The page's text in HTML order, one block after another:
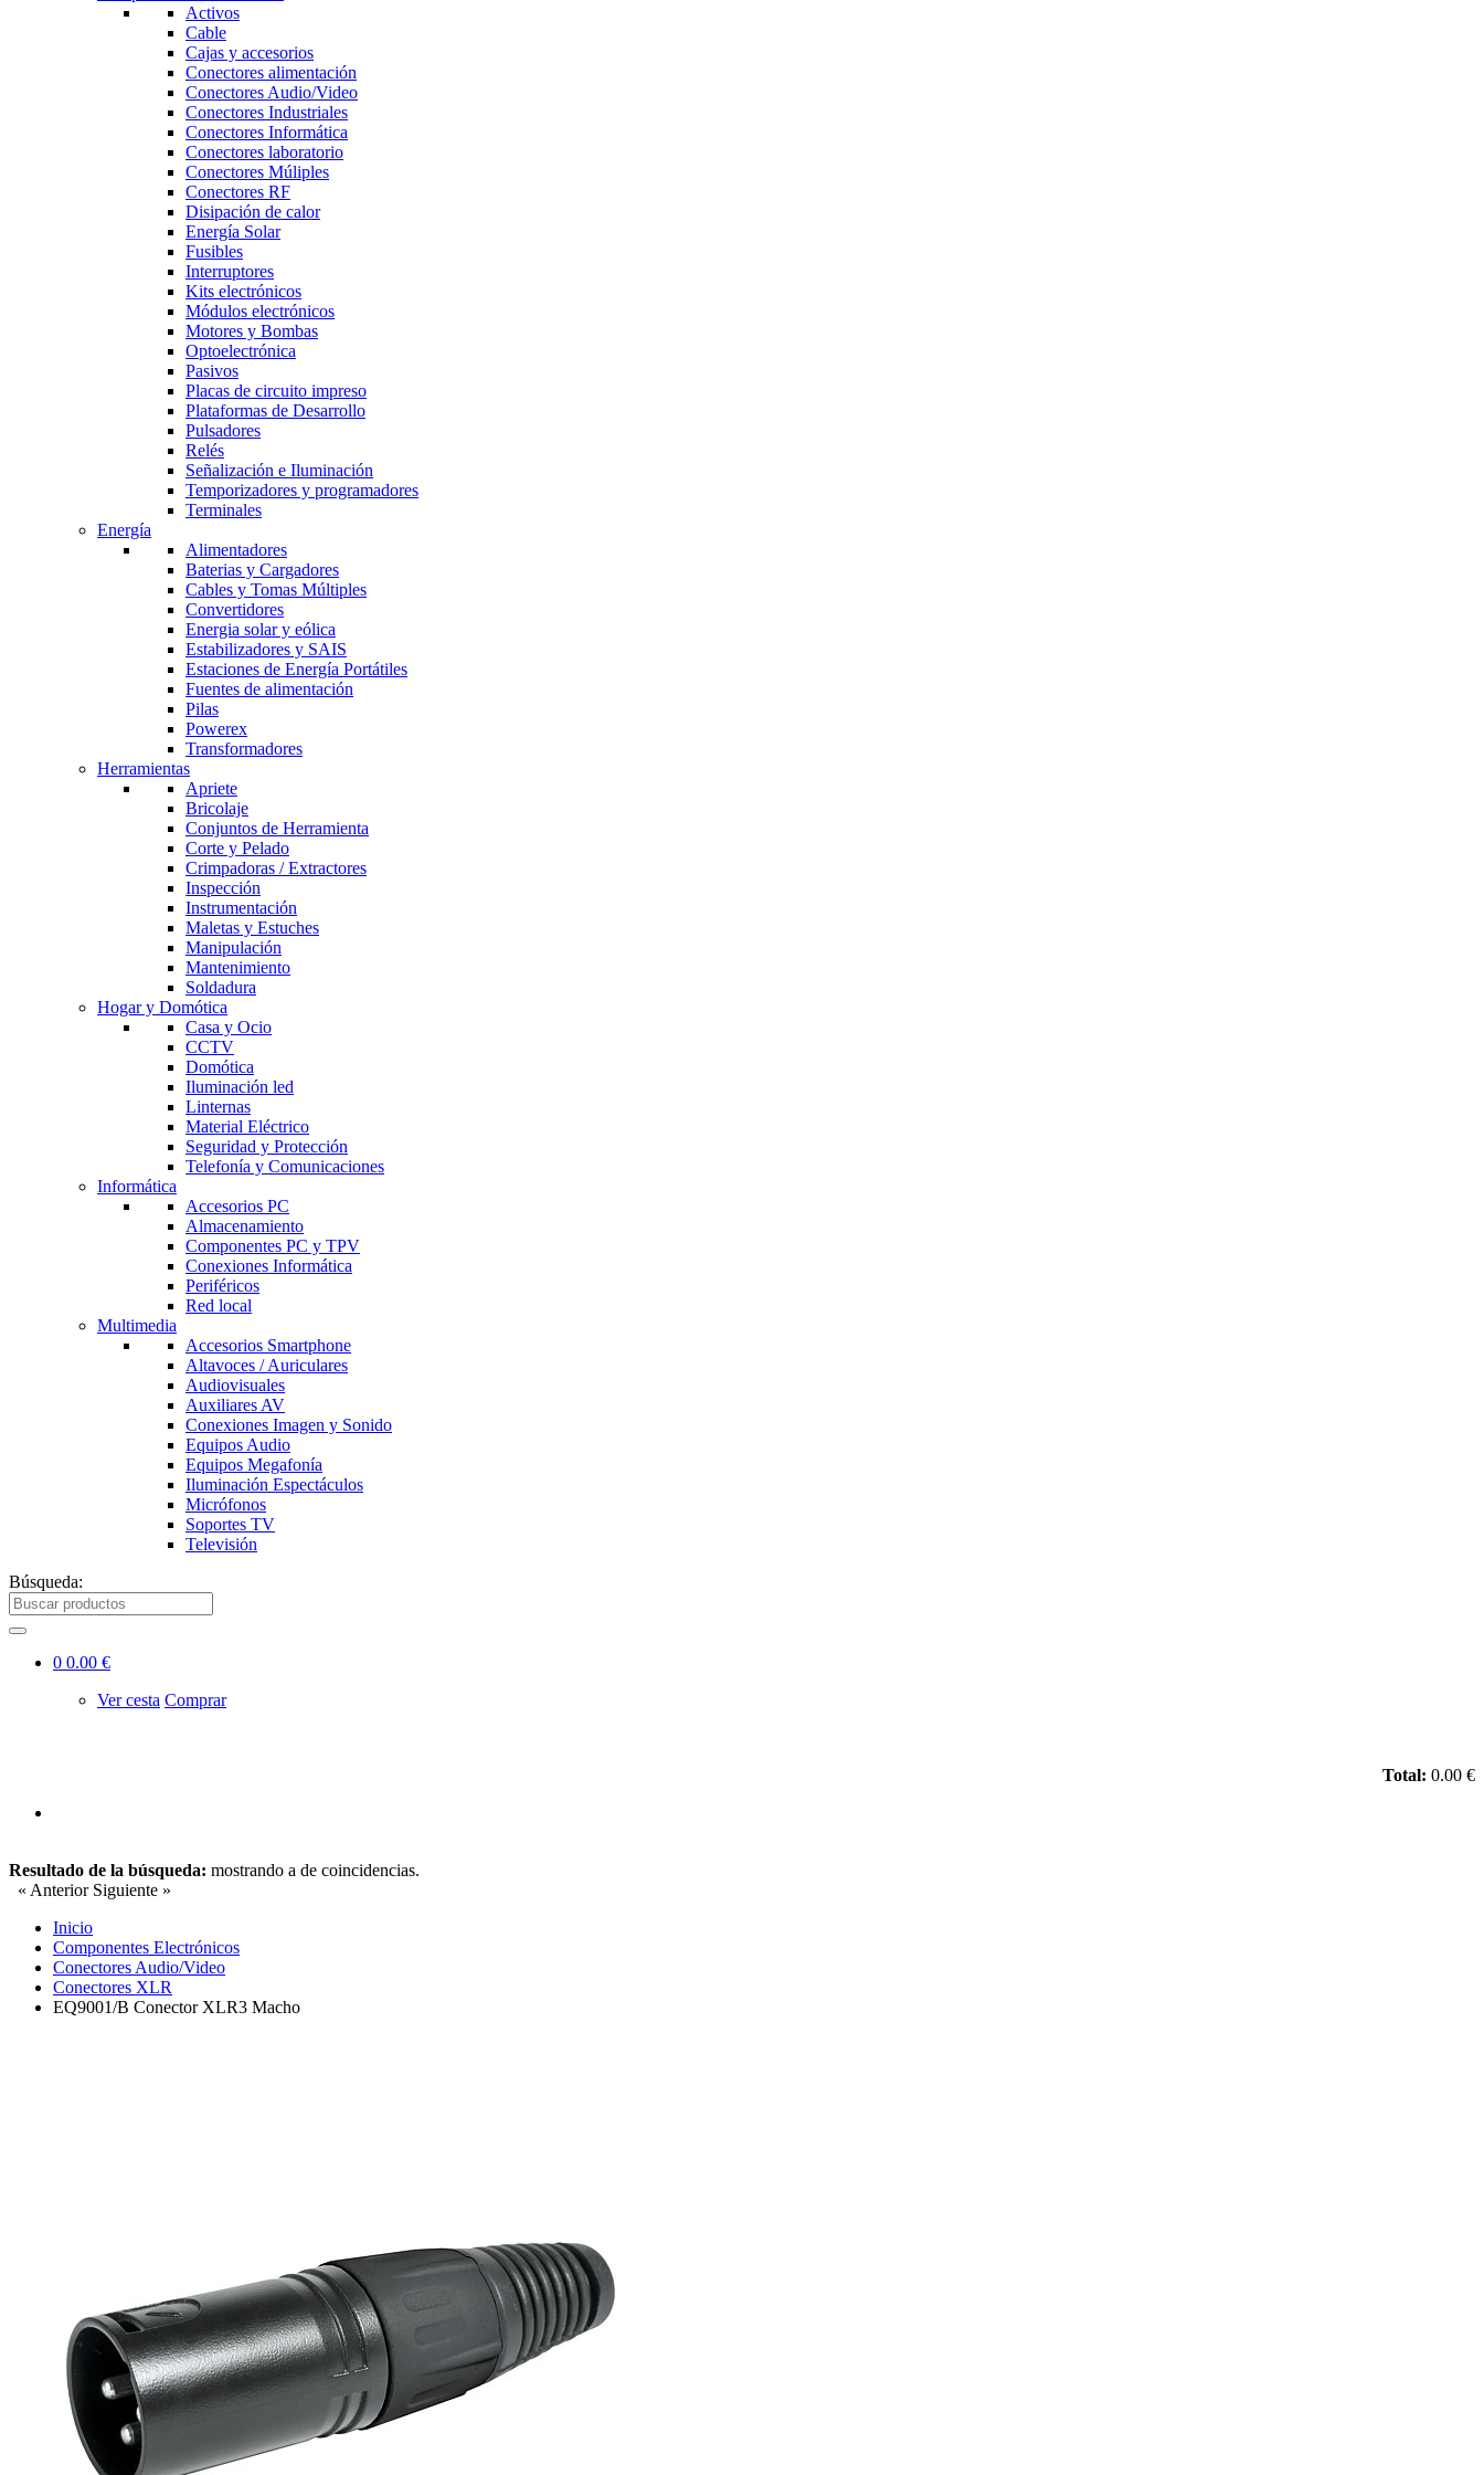
Activos
Cable
Cajas y accesorios
Conectores alimentación
Conectores Audio/Video
Conectores Industriales
Conectores Informática
Conectores laboratorio
Conectores Múliples
Conectores RF
Disipación de calor
Energía Solar
Fusibles
Interruptores
Kits electrónicos
Módulos electrónicos
Motores y Bombas
Optoelectrónica
Pasivos
Placas de circuito impreso
Plataformas de Desarrollo
Pulsadores
Relés
Señalización e Iluminación
Temporizadores y programadores
Terminales
Energía
Alimentadores
Baterias y Cargadores
Cables y Tomas Múltiples
Convertidores
Energia solar y eólica
Estabilizadores y SAIS
Estaciones de Energía Portátiles
Fuentes de alimentación
Pilas
Powerex
Transformadores
Herramientas
Apriete
Bricolaje
Conjuntos de Herramienta
Corte y Pelado
Crimpadoras / Extractores
Inspección
Instrumentación
Maletas y Estuches
Manipulación
Mantenimiento
Soldadura
Hogar y Domótica
Casa y Ocio
CCTV
Domótica
Iluminación led
Linternas
Material Eléctrico
Seguridad y Protección
Telefonía y Comunicaciones
Informática
Accesorios PC
Almacenamiento
Componentes PC y TPV
Conexiones Informática
Periféricos
Red local
Multimedia
Accesorios Smartphone
Altavoces / Auriculares
Audiovisuales
Auxiliares AV
Conexiones Imagen y Sonido
Equipos Audio
Equipos Megafonía
Iluminación Espectáculos
Micrófonos
Soportes TV
Televisión
Búsqueda:
0 0.00 €
Ver cesta Comprar
Total: 0.00 €
Resultado de la búsqueda: mostrando a de coincidencias.
« Anterior Siguiente »
Inicio
Componentes Electrónicos
Conectores Audio/Video
Conectores XLR
EQ9001/B Conector XLR3 Macho